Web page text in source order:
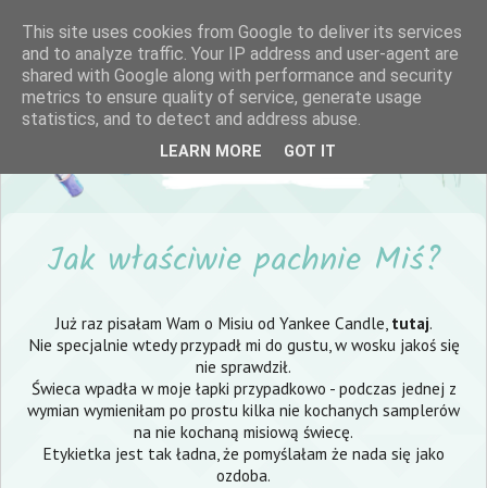
Jak właściwie pachnie Miś?
Już raz pisałam Wam o Misiu od Yankee Candle, tutaj.
Nie specjalnie wtedy przypadł mi do gustu, w wosku jakoś się
nie sprawdził.
Świeca wpadła w moje łapki przypadkowo - podczas jednej z
wymian wymieniłam po prostu kilka nie kochanych samplerów
na nie kochaną misiową świecę.
Etykietka jest tak ładna, że pomyślałam że nada się jako
ozdoba.
This site uses cookies from Google to deliver its services
and to analyze traffic. Your IP address and user-agent are
shared with Google along with performance and security
metrics to ensure quality of service, generate usage
statistics, and to detect and address abuse.
LEARN MORE GOT IT